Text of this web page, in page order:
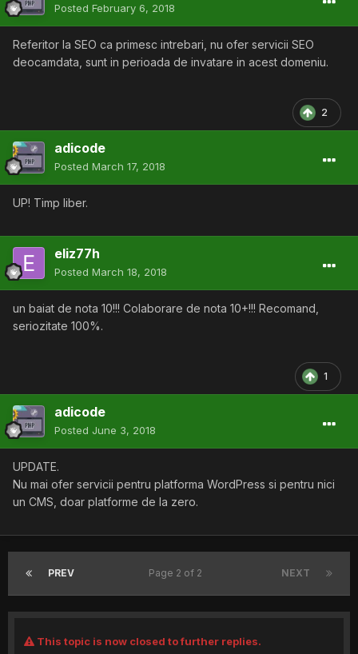
Posted February 6, 2018
Referitor la SEO ca primesc intrebari, nu ofer servicii SEO
deocamdata, sunt in perioada de invatare in acest domeniu.
2
adicode
Posted March 17, 2018
UP! Timp liber.
eliz77h
Posted March 18, 2018
un baiat de nota 10!!! Colaborare de nota 10+!!! Recomand,
seriozitate 100%.
1
adicode
Posted June 3, 2018
UPDATE.
Nu mai ofer servicii pentru platforma WordPress si pentru nici
un CMS, doar platforme de la zero.
PREV NEXT
Page 2 of 2
This topic is now closed to further replies.